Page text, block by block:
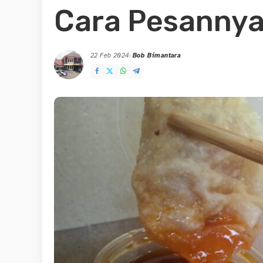
Cara
22 Feb 2024
Posted
by
Bob Bimantara